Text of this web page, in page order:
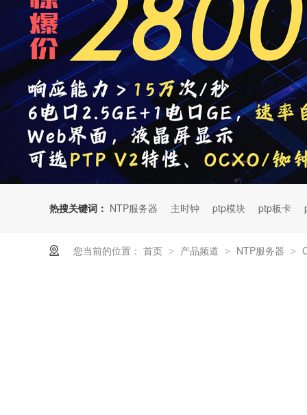
热搜关键词： NTP服务器 主时钟 ptp模块 ptp板卡
您当前的位置： 首页 > 产品频道 > NTP服务器 >